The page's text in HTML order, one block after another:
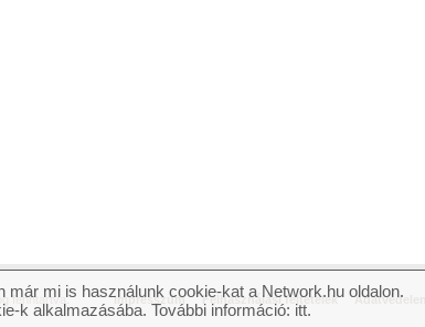
fenntartva. Impresszum Felhasználási feltételek Adatvédelem
már mi is használunk cookie-kat a Network.hu oldalon.
k alkalmazásába. További információ: itt.